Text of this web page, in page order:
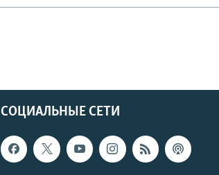
СОЦИАЛЬНЫЕ СЕТИ